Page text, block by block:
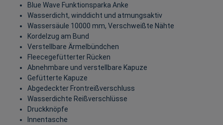
Blue Wave Funktionsparka Anke
Wasserdicht, winddicht und atmungsaktiv
Wassersäule 10000 mm, Verschweißte Nähte
Kordelzug am Bund
Verstellbare Ärmelbündchen
Fleecegefütterter Rücken
Abnehmbare und verstellbare Kapuze
Gefütterte Kapuze
Abgedeckter Frontreißverschluss
Wasserdichte Reißverschlüsse
Druckknöpfe
Innentasche